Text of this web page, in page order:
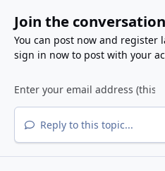
Join the conversation
You can post now and register
sign in nowto post with your
Reply to this topic...